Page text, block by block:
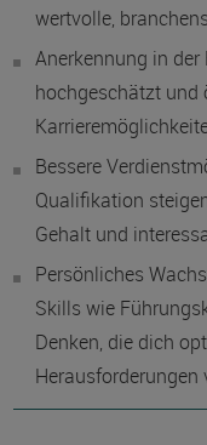
wertvolle,
Anerkennung in
hochgeschätzt und
Bessere
Qualifikation
Gehalt und
Persönliches
Skills wie
Denken, die dich
Herausforderungen